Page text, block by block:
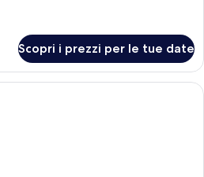
Scopri i prezzi per le tue date